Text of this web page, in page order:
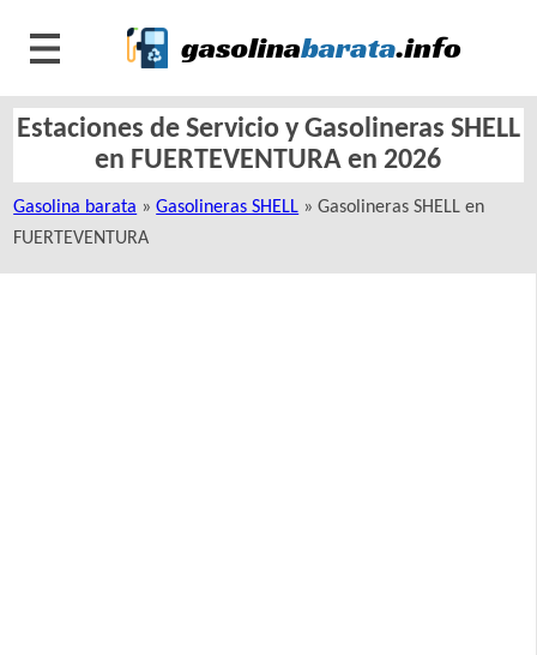
Estaciones de Servicio y Gasolineras SHELL
en FUERTEVENTURA en 2026
Gasolina barata »Gasolineras SHELL » Gasolineras SHELL en
FUERTEVENTURA